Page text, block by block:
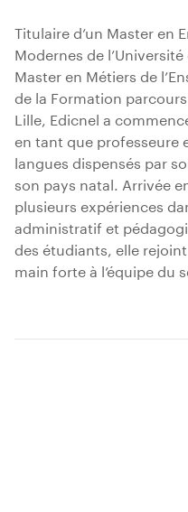
Titulaire d’un Master en
Modernes de
Master en Métiers de
de la Formation
Lille, Edicnel a
en tant que professeure
langues dispensés par
son pays natal. Arrivée
plusieurs expériences
administratif et
des étudiants, elle
main forte à l’équipe du